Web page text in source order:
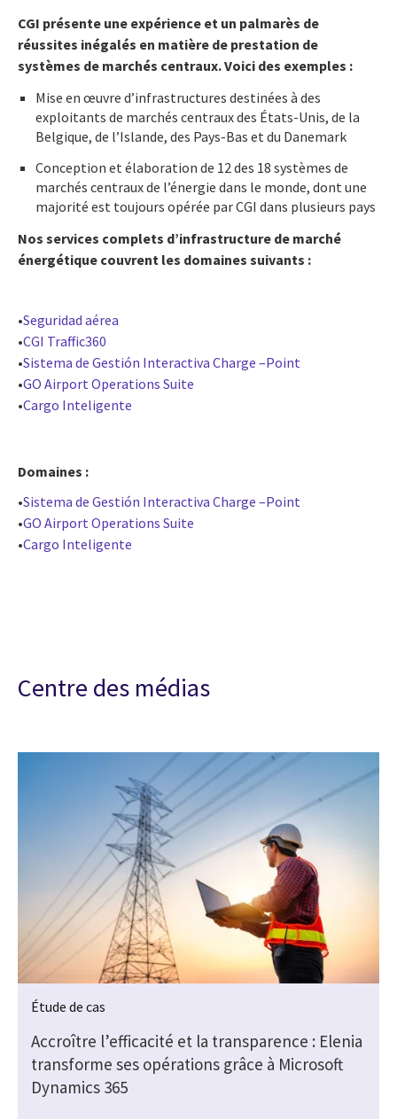
CGI présente une expérience et un palmarès de
réussites inégalés en matière de prestation de
systèmes de marchés centraux. Voici des exemples :
Mise en œuvre d’infrastructures destinées à des
exploitants de marchés centraux des États-Unis, de la
Belgique, de l’Islande, des Pays-Bas et du Danemark
Conception et élaboration de 12 des 18 systèmes de
marchés centraux de l’énergie dans le monde, dont une
majorité est toujours opérée par CGI dans plusieurs pays
Nos services complets d’infrastructure de marché
énergétique couvrent les domaines suivants :
•Seguridad aérea
•CGI Traffic360
•Sistema de Gestión Interactiva Charge –Point
•GO Airport Operations Suite
•Cargo Inteligente
Domaines :
•Sistema de Gestión Interactiva Charge –Point
•GO Airport Operations Suite
•Cargo Inteligente
Centre des médias
Étude de cas
Accroître l’efficacité et la transparence : Elenia
transforme ses opérations grâce à Microsoft
Dynamics 365